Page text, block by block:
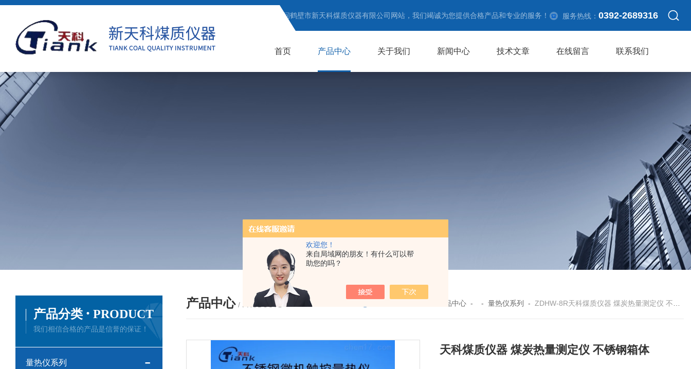
欢迎您！
来自局域网的朋友！有什么可以帮
助您的吗？
欢迎访问鹤壁市新天科煤质仪器有限公司网站，我们竭诚为您提供合格产品和专业的服务！ 服务热线： 0392-2689316
首页 产品中心 关于我们 新闻中心 技术文章 在线留言 联系我们
产品中心 / PRODUCTS 产品中心 - -量热仪系列 - ZDHW-8R天科煤质仪器 煤炭热量测定仪 不锈钢箱体
天科煤质仪器 煤炭热量测定仪 不锈钢箱体
产品分类 · PRODUCT
我们相信合格的产品是信誉的保证！
量热仪系列